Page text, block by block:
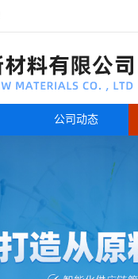
公司动态